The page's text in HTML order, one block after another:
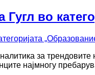
Гугл во
за
најмногу